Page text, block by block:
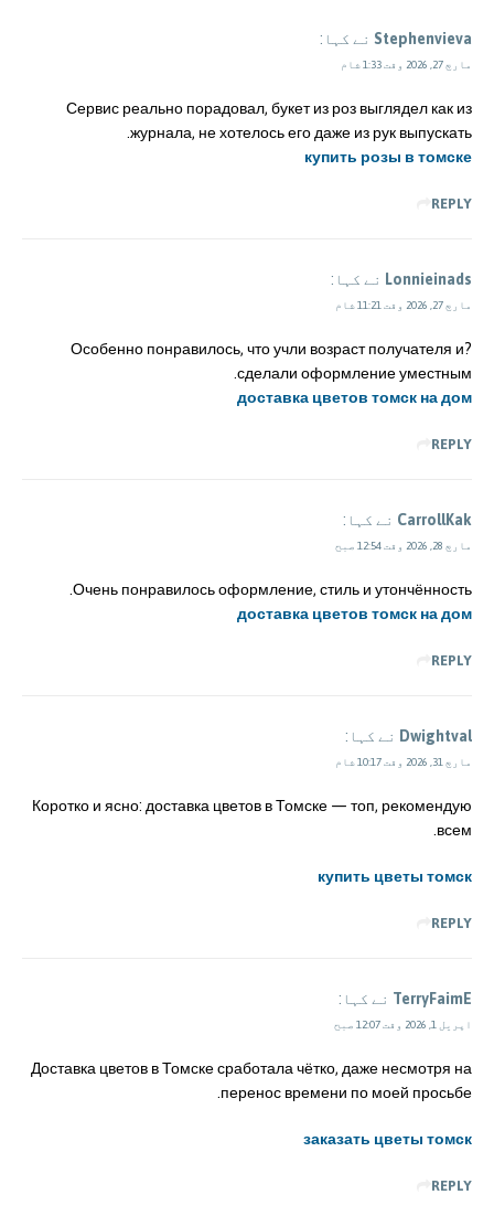
Stephenvieva نے کہا:
مارچ 27, 2026 وقت 1:33 شام
Сервис реально порадовал, букет из роз выглядел как из
журнала, не хотелось его даже из рук выпускать.
купить розы в томске
REPLY
Lonnieinads نے کہا:
مارچ 27, 2026 وقت 11:21 شام
?Особенно понравилось, что учли возраст получателя и
сделали оформление уместным.
доставка цветов томск на дом
REPLY
CarrollKak نے کہا:
مارچ 28, 2026 وقت 12:54 صبح
Очень понравилось оформление, стиль и утончённость.
доставка цветов томск на дом
REPLY
Dwightval نے کہا:
مارچ 31, 2026 وقت 10:17 شام
Коротко и ясно: доставка цветов в Томске — топ, рекомендую
всем.
купить цветы томск
REPLY
TerryFaimE نے کہا:
اپریل 1, 2026 وقت 12:07 صبح
Доставка цветов в Томске сработала чётко, даже несмотря на
перенос времени по моей просьбе.
заказать цветы томск
REPLY